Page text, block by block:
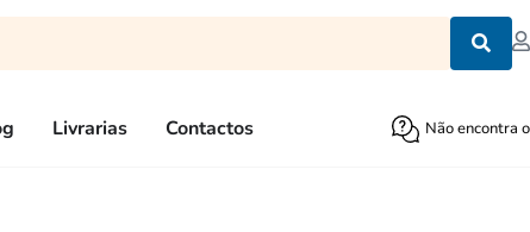
Livrarias Contactos Não encontra